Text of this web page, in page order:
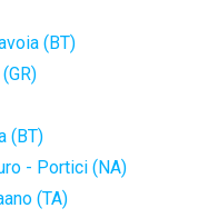
(BT)
(BT)
- Portici (NA)
(TA)